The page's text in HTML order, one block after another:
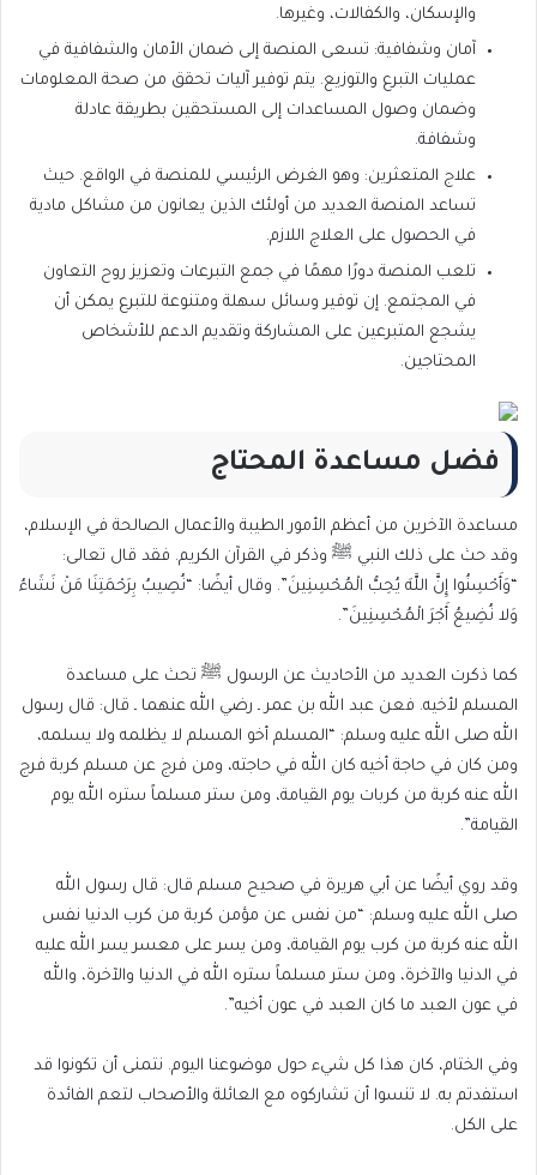
والإسكان، والكفالات، وغيرها.
آمان وشفافية: تسعى المنصة إلى ضمان الأمان والشفافية في
عمليات التبرع والتوزيع. يتم توفير آليات تحقق من صحة المعلومات
وضمان وصول المساعدات إلى المستحقين بطريقة عادلة
وشفافة.
علاج المتعثرين: وهو الغرض الرئيسي للمنصة في الواقع. حيث
تساعد المنصة العديد من أولئك الذين يعانون من مشاكل مادية
في الحصول على العلاج اللازم.
تلعب المنصة دورًا مهمًا في جمع التبرعات وتعزيز روح التعاون
في المجتمع. إن توفير وسائل سهلة ومتنوعة للتبرع يمكن أن
يشجع المتبرعين على المشاركة وتقديم الدعم للأشخاص
المحتاجين.
فضل مساعدة المحتاج
مساعدة الآخرين من أعظم الأمور الطيبة والأعمال الصالحة في الإسلام،
وقد حث على ذلك النبي ﷺ وذكر في القرآن الكريم. فقد قال تعالى:
“وَأَحْسِنُوا إِنَّ اللَّهَ يُحِبُّ الْمُحْسِنِينَ”. وقال أيضًا: “نُصِيبُ بِرَحْمَتِنَا مَنْ نَشَاءُ
وَلا نُضِيعُ أَجْرَ الْمُحْسِنِينَ”.
كما ذكرت العديد من الأحاديث عن الرسول ﷺ تحث على مساعدة
المسلم لأخيه. فعن عبد الله بن عمر ـ رضي الله عنهما ـ قال: قال رسول
الله صلى الله عليه وسلم: “المسلم أخو المسلم لا يظلمه ولا يسلمه،
ومن كان في حاجة أخيه كان الله في حاجته، ومن فرج عن مسلم كربة فرج
الله عنه كربة من كربات يوم القيامة، ومن ستر مسلماً ستره الله يوم
القيامة”.
وقد روي أيضًا عن أبي هريرة في صحيح مسلم قال: قال رسول الله
صلى الله عليه وسلم: “من نفس عن مؤمن كربة من كرب الدنيا نفس
الله عنه كربة من كرب يوم القيامة، ومن يسر على معسر يسر الله عليه
في الدنيا والآخرة، ومن ستر مسلماً ستره الله في الدنيا والآخرة، والله
في عون العبد ما كان العبد في عون أخيه”.
وفي الختام، كان هذا كل شيء حول موضوعنا اليوم. نتمنى أن تكونوا قد
استفدتم به. لا تنسوا أن تشاركوه مع العائلة والأصحاب لتعم الفائدة
على الكل.